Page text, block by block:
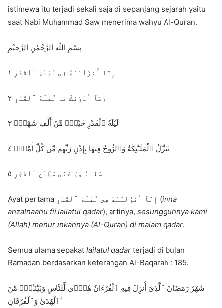
istimewa itu terjadi sekali saja di sepanjang sejarah yaitu
saat Nabi Muhammad Saw menerima wahyu Al-Quran.
بِسْمِ اللّٰهِ الرَّحْمٰنِ الرَّحِيْمِ
إِنَّآ أَنزَلْنَـٰهُ فِى لَيْلَةِ ٱلْقَدْرِ ١
وَمَآ أَدْرَىٰكَ مَا لَيْلَةُ ٱلْقَدْرِ ٢
لَيْلَةُ ٱلْقَدْرِ خَيْرٌۭ مِّنْ أَلْفِ شَهْرٍۢ ٣
تَنَزَّلُ ٱلْمَلَـٰٓئِكَةُ وَٱلرُّوحُ فِيهَا بِإِذْنِ رَبِّهِم مِّن كُلِّ أَمْرٍۢ ٤
سَلَـٰمٌ هِىَ حَتَّىٰ مَطْلَعِ ٱلْفَجْرِ ٥
Ayat pertama إِنَّآ أَنزَلْنَـٰهُ فِى لَيْلَةِ ٱلْقَدْرِ (inna
anzalnaahu fii lailatul qadar), artinya, sesungguhnya kami
(Allah) menurunkannya (Al-Quran) di malam qadar.
Semua ulama sepakat lailatul qadar terjadi di bulan
Ramadan berdasarkan keterangan Al-Baqarah : 185.
شَهْرُ رَمَضَانَ ٱلَّذِىٓ أُنزِلَ فِيهِ ٱلْقُرْءَانُ هُدًۭى لِّلنَّاسِ وَبَيِّنَـٰتٍۢ مِّنَ
ٱلْهُدَىٰ وَٱلْفُرْقَانِ ۚ